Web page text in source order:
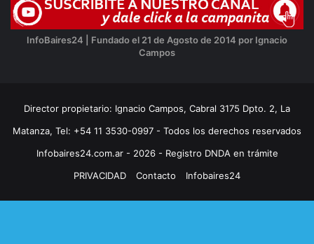
InfoBaires24 | Fundado el 21 de Agosto de 2014 por Ignacio
Campos
Director propietario: Ignacio Campos, Cabral 3175 Dpto. 2, La
Matanza, Tel: +54 11 3530-0997 - Todos los derechos reservados
Infobaires24.com.ar - 2026 - Registro DNDA en trámite
PRIVACIDAD
Contacto Infobaires24